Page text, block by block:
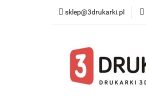
sklep@3drukarki.pl